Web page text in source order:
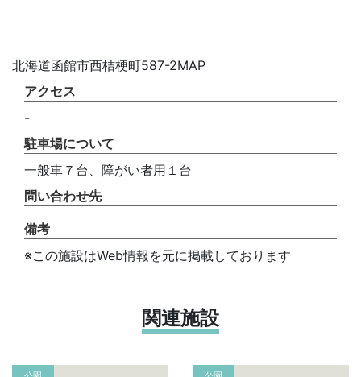
北海道函館市西桔梗町587-2MAP
アクセス
-
駐車場について
一般車７台、障がい者用１台
問い合わせ先
備考
※この施設はWeb情報を元に掲載しております
関連施設